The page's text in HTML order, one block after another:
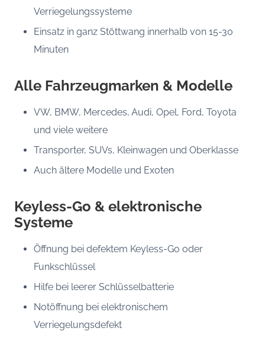
Verriegelungssysteme
Einsatz in ganz Stöttwang innerhalb von 15-30
Minuten
Alle Fahrzeugmarken & Modelle
VW, BMW, Mercedes, Audi, Opel, Ford, Toyota
und viele weitere
Transporter, SUVs, Kleinwagen und Oberklasse
Auch ältere Modelle und Exoten
Keyless-Go & elektronische
Systeme
Öffnung bei defektem Keyless-Go oder
Funkschlüssel
Hilfe bei leerer Schlüsselbatterie
Notöffnung bei elektronischem
Verriegelungsdefekt